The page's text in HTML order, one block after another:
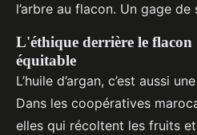
l’arbre au flacon. Un gage
L'éthique derrière le flacon
équitable
L’huile d’argan, c’est aussi
Dans les coopératives
elles qui récoltent les fruits